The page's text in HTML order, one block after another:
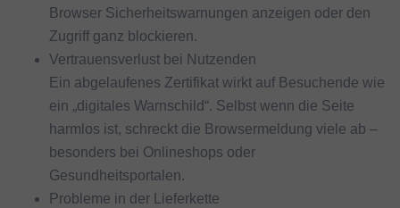
Browser Sicherheitswarnungen anzeigen oder den
Zugriff ganz blockieren.
Vertrauensverlust bei Nutzenden
Ein abgelaufenes Zertifikat wirkt auf Besuchende wie
ein „digitales Warnschild“. Selbst wenn die Seite
harmlos ist, schreckt die Browsermeldung viele ab –
besonders bei Onlineshops oder
Gesundheitsportalen.
Probleme in der Lieferkette